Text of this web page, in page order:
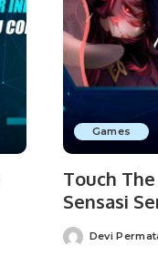
Games
Touch
Sensasi
PostedDevi